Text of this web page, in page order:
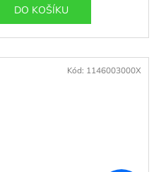
DO KOŠÍKU
Kód: 1146003000X